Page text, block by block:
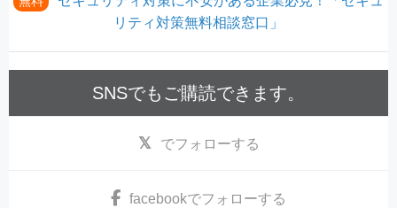
リティ対策無料相談窓口」
SNSでもご購読できます。
でフォローする
facebookでフォローする